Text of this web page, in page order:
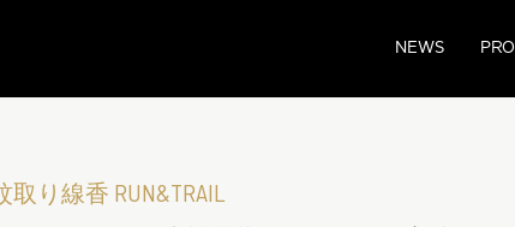
NEWS
取り線香 RUN&TRAIL